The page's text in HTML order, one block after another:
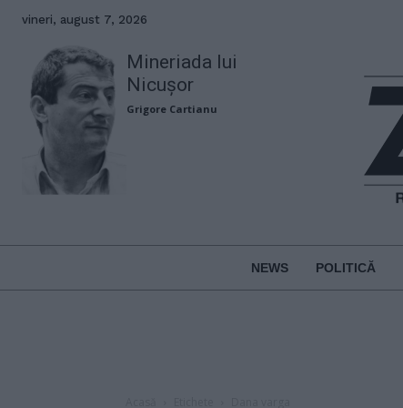
vineri, august 7, 2026
Mineriada lui
Nicușor
Grigore Cartianu
NEWS POLITICĂ